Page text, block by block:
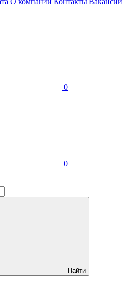
О компании Контакты Вакансии
0
0
Найти